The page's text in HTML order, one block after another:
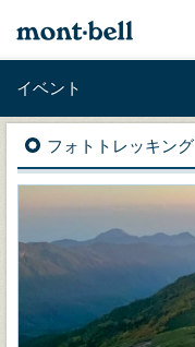
イベント
フォトトレッキング